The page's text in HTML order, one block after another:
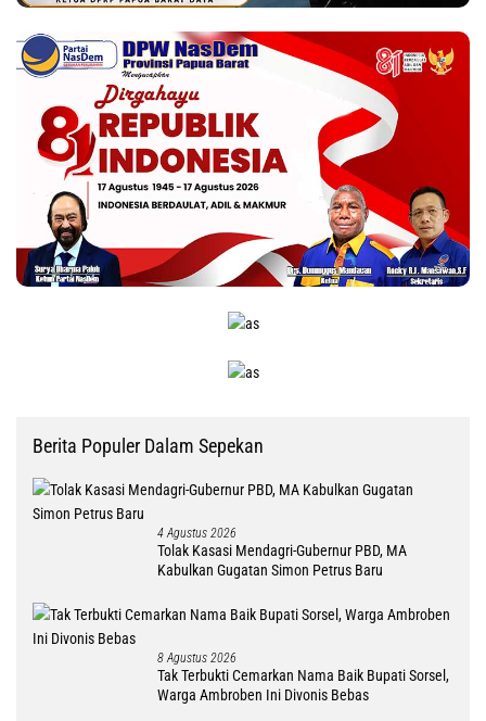
Berita Populer Dalam Sepekan
4 Agustus 2026
Tolak Kasasi Mendagri-Gubernur PBD, MA
Kabulkan Gugatan Simon Petrus Baru
8 Agustus 2026
Tak Terbukti Cemarkan Nama Baik Bupati Sorsel,
Warga Ambroben Ini Divonis Bebas